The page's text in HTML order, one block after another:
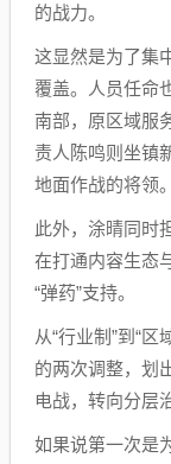
的战力。
这显然是为了集
覆盖。人员任命
南部，原区域服
责人陈鸣则坐镇
地面作战的将领。
此外，涂晴同时
在打通内容生态
“弹药”支持。
从“行业制”到“
的两次调整，划
电战，转向分层
如果说第一次是